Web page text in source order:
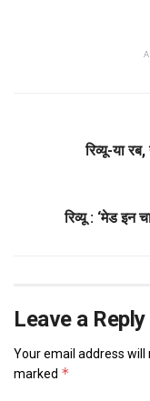
रिव्यू-या
रिव्यू : ‘मेड इन
Leave a Reply
Your email address will
marked *